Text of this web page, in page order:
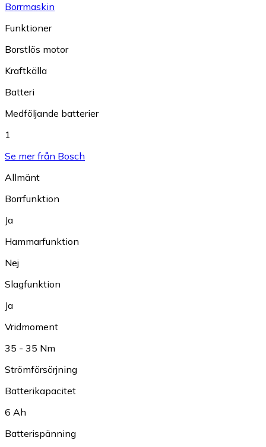
Borrmaskin
Funktioner
Borstlös motor
Kraftkälla
Batteri
Medföljande batterier
1
Se mer från Bosch
Allmänt
Borrfunktion
Ja
Hammarfunktion
Nej
Slagfunktion
Ja
Vridmoment
35 - 35 Nm
Strömförsörjning
Batterikapacitet
6 Ah
Batterispänning